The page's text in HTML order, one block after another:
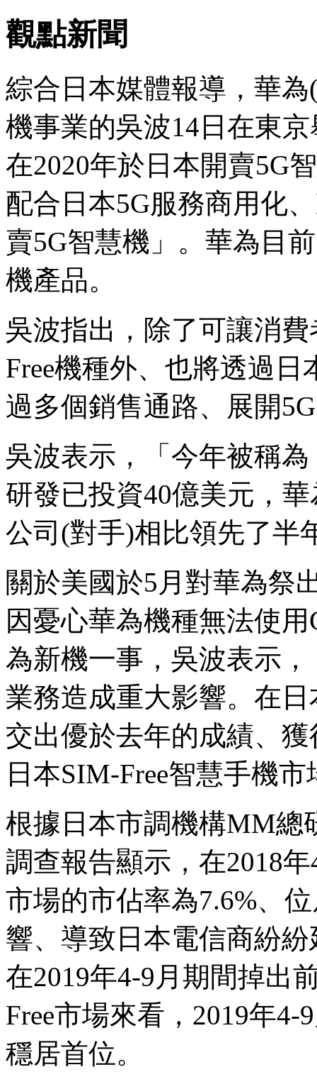
觀點新聞
綜合日本媒體報導，華
機事業的吳波14日在東
在2020年於日本開賣5G
配合日本5G服務商用化
賣5G智慧機」。華為目
機產品。
吳波指出，除了可讓消
Free機種外、也將透過
過多個銷售通路、展開
吳波表示，「今年被稱
研發已投資40億美元，
公司(對手)相比領先了半
關於美國於5月對華為祭
因憂心華為機種無法使
為新機一事，吳波表示
業務造成重大影響。在
交出優於去年的成績、
日本SIM-Free智慧手機
根據日本市調機構MM總
調查報告顯示，在2018
市場的市佔率為7.6%、
響、導致日本電信商紛
在2019年4-9月期間掉出
Free市場來看，2019年
穩居首位。